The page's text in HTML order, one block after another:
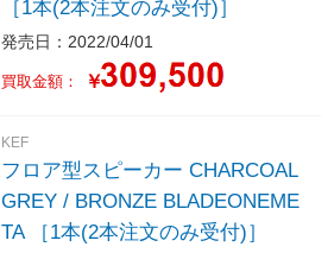
［1本(2本注文のみ受付)］
発売日：2022/04/01
買取金額： ￥
KEF
フロア型スピーカー CHARCOAL
GREY / BRONZE BLADEONEME
TA ［1本(2本注文のみ受付)］